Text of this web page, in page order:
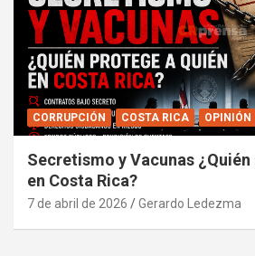
CORRUPCIÓN COSTA RICA OPINIÓN
Secretismo y Vacunas
en Costa Rica?
7 de abril de 2026 Gerardo Ledezma